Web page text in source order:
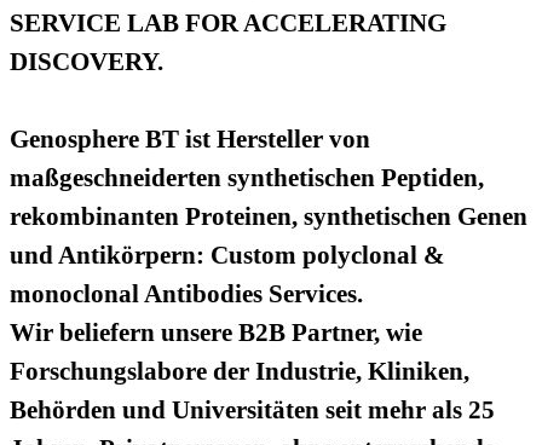
SERVICE LAB FOR ACCELERATING
DISCOVERY.
Genosphere BT ist Hersteller von
maßgeschneiderten synthetischen Peptiden,
rekombinanten Proteinen, synthetischen Genen
und Antikörpern: Custom polyclonal &
monoclonal Antibodies Services.
Wir beliefern unsere B2B Partner, wie
Forschungslabore der Industrie, Kliniken,
Behörden und Universitäten seit mehr als 25